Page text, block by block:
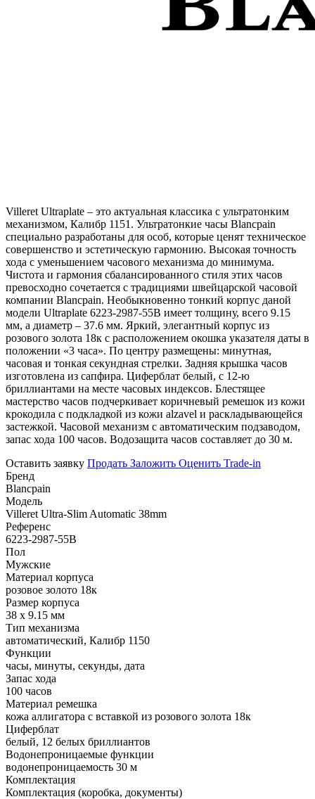
Villeret Ultraplate – это актуальная классика с ультратонким
механизмом, Калибр 1151. Ультратонкие часы Blancpain
специально разработаны для особ, которые ценят техническое
совершенство и эстетическую гармонию. Высокая точность
хода с уменьшением часового механизма до минимума.
Чистота и гармония сбалансированного стиля этих часов
превосходно сочетается с традициями швейцарской часовой
компании Blancpain. Необыкновенно тонкий корпус даной
модели Ultraplate 6223-2987-55B имеет толщину, всего 9.15
мм, а диаметр – 37.6 мм. Яркий, элегантный корпус из
розового золота 18к с расположением окошка указателя даты в
положении «3 часа». По центру размещены: минутная,
часовая и тонкая секундная стрелки. Задняя крышка часов
изготовлена из сапфира. Циферблат белый, с 12-ю
бриллиантами на месте часовых индексов. Блестящее
мастерство часов подчеркивает коричневый ремешок из кожи
крокодила с подкладкой из кожи alzavel и раскладывающейся
застежкой. Часовой механизм с автоматическим подзаводом,
запас хода 100 часов. Водозащита часов составляет до 30 м.
Оставить заявку Продать Заложить Оценить Trade-in
Бренд
Blancpain
Модель
Villeret Ultra-Slim Automatic 38mm
Референс
6223-2987-55B
Пол
Мужские
Материал корпуса
розовое золото 18к
Размер корпуса
38 х 9.15 мм
Тип механизма
автоматический, Калибр 1150
Функции
часы, минуты, секунды, дата
Запас хода
100 часов
Материал ремешка
кожа аллигатора с вставкой из розового золота 18к
Циферблат
белый, 12 белых бриллиантов
Водонепроницаемые функции
водонепроницаемость 30 м
Комплектация
Комплектация (коробка, документы)